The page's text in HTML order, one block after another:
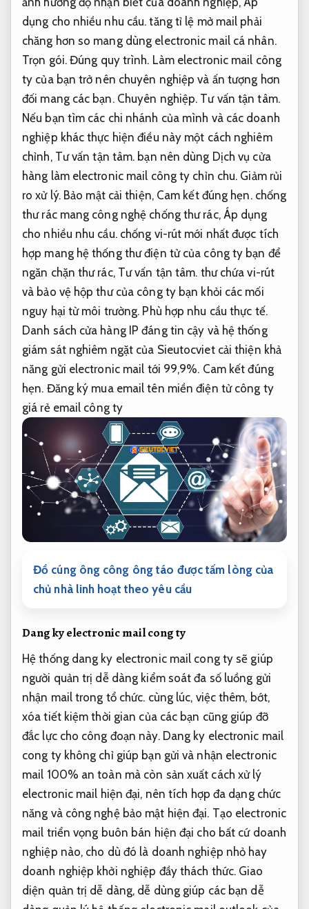
dụng cho nhiều nhu cầu. tăng tỉ lệ mở mail phải
chăng hơn so mang dùng electronic mail cá nhân.
Trọn gói. Đúng quy trình. Làm electronic mail công
ty của bạn trở nên chuyên nghiệp và ấn tượng hơn
đối mang các bạn. Chuyên nghiệp. Tư vấn tận tâm.
Nếu bạn tìm các chi nhánh của mình và các doanh
nghiệp khác thực hiện điều này một cách nghiêm
chỉnh, Tư vấn tận tâm. bạn nên dùng Dịch vụ cửa
hàng làm electronic mail công ty chỉn chu. Giảm rủi
ro xử lý.Bảo mật cải thiện, Cam kết đúng hẹn.chống
thư rác mang công nghệ chống thư rác, Áp dụng
cho nhiều nhu cầu.chống vi-rút mới nhất được tích
hợp mang hệ thống thư điện tử của công ty bạn để
ngăn chặn thư rác, Tư vấn tận tâm. thư chứa vi-rút
và bảo vệ hộp thư của công ty bạn khỏi các mối
nguy hại từ môi trường. Phù hợp nhu cầu thực tế.
Danh sách cửa hàng IP đáng tin cậy và hệ thống
giám sát nghiêm ngặt của Sieutocviet cải thiện khả
năng gửi electronic mail tới 99,9%. Cam kết đúng
hẹn. Đăng ký mua email tên miền điện tử công ty
giá rẻ email công ty
Đồ cúng ông công ông táo được tấm lòng của
chủ nhà linh hoạt theo yêu cầu
Dang ky electronic mail cong ty
Hệ thống dang ky electronic mail cong ty sẽ giúp
người quản trị dễ dàng kiểm soát đa số luồng gửi
nhận mail trong tổ chức. cùng lúc, việc thêm, bớt,
xóa tiết kiệm thời gian của các bạn cũng giúp đỡ
đắc lực cho công đoạn này. Dang ky electronic mail
cong ty không chỉ giúp bạn gửi và nhận electronic
mail 100% an toàn mà còn sản xuất cách xử lý
electronic mail hiện đại, nên tích hợp đa dạng chức
năng và công nghệ bảo mật hiện đại. Tạo electronic
mail triển vọng buôn bán hiện đại cho bất cứ doanh
nghiệp nào, cho dù đó là doanh nghiệp nhỏ hay
doanh nghiệp khởi nghiệp đầy thách thức. Giao
diện quản trị dễ dàng, dễ dùng giúp các bạn dễ